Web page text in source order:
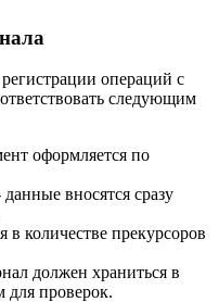
операций с
следующим
оформляется по
вносятся сразу
в количестве прекурсоров
должен храниться в
для проверок.